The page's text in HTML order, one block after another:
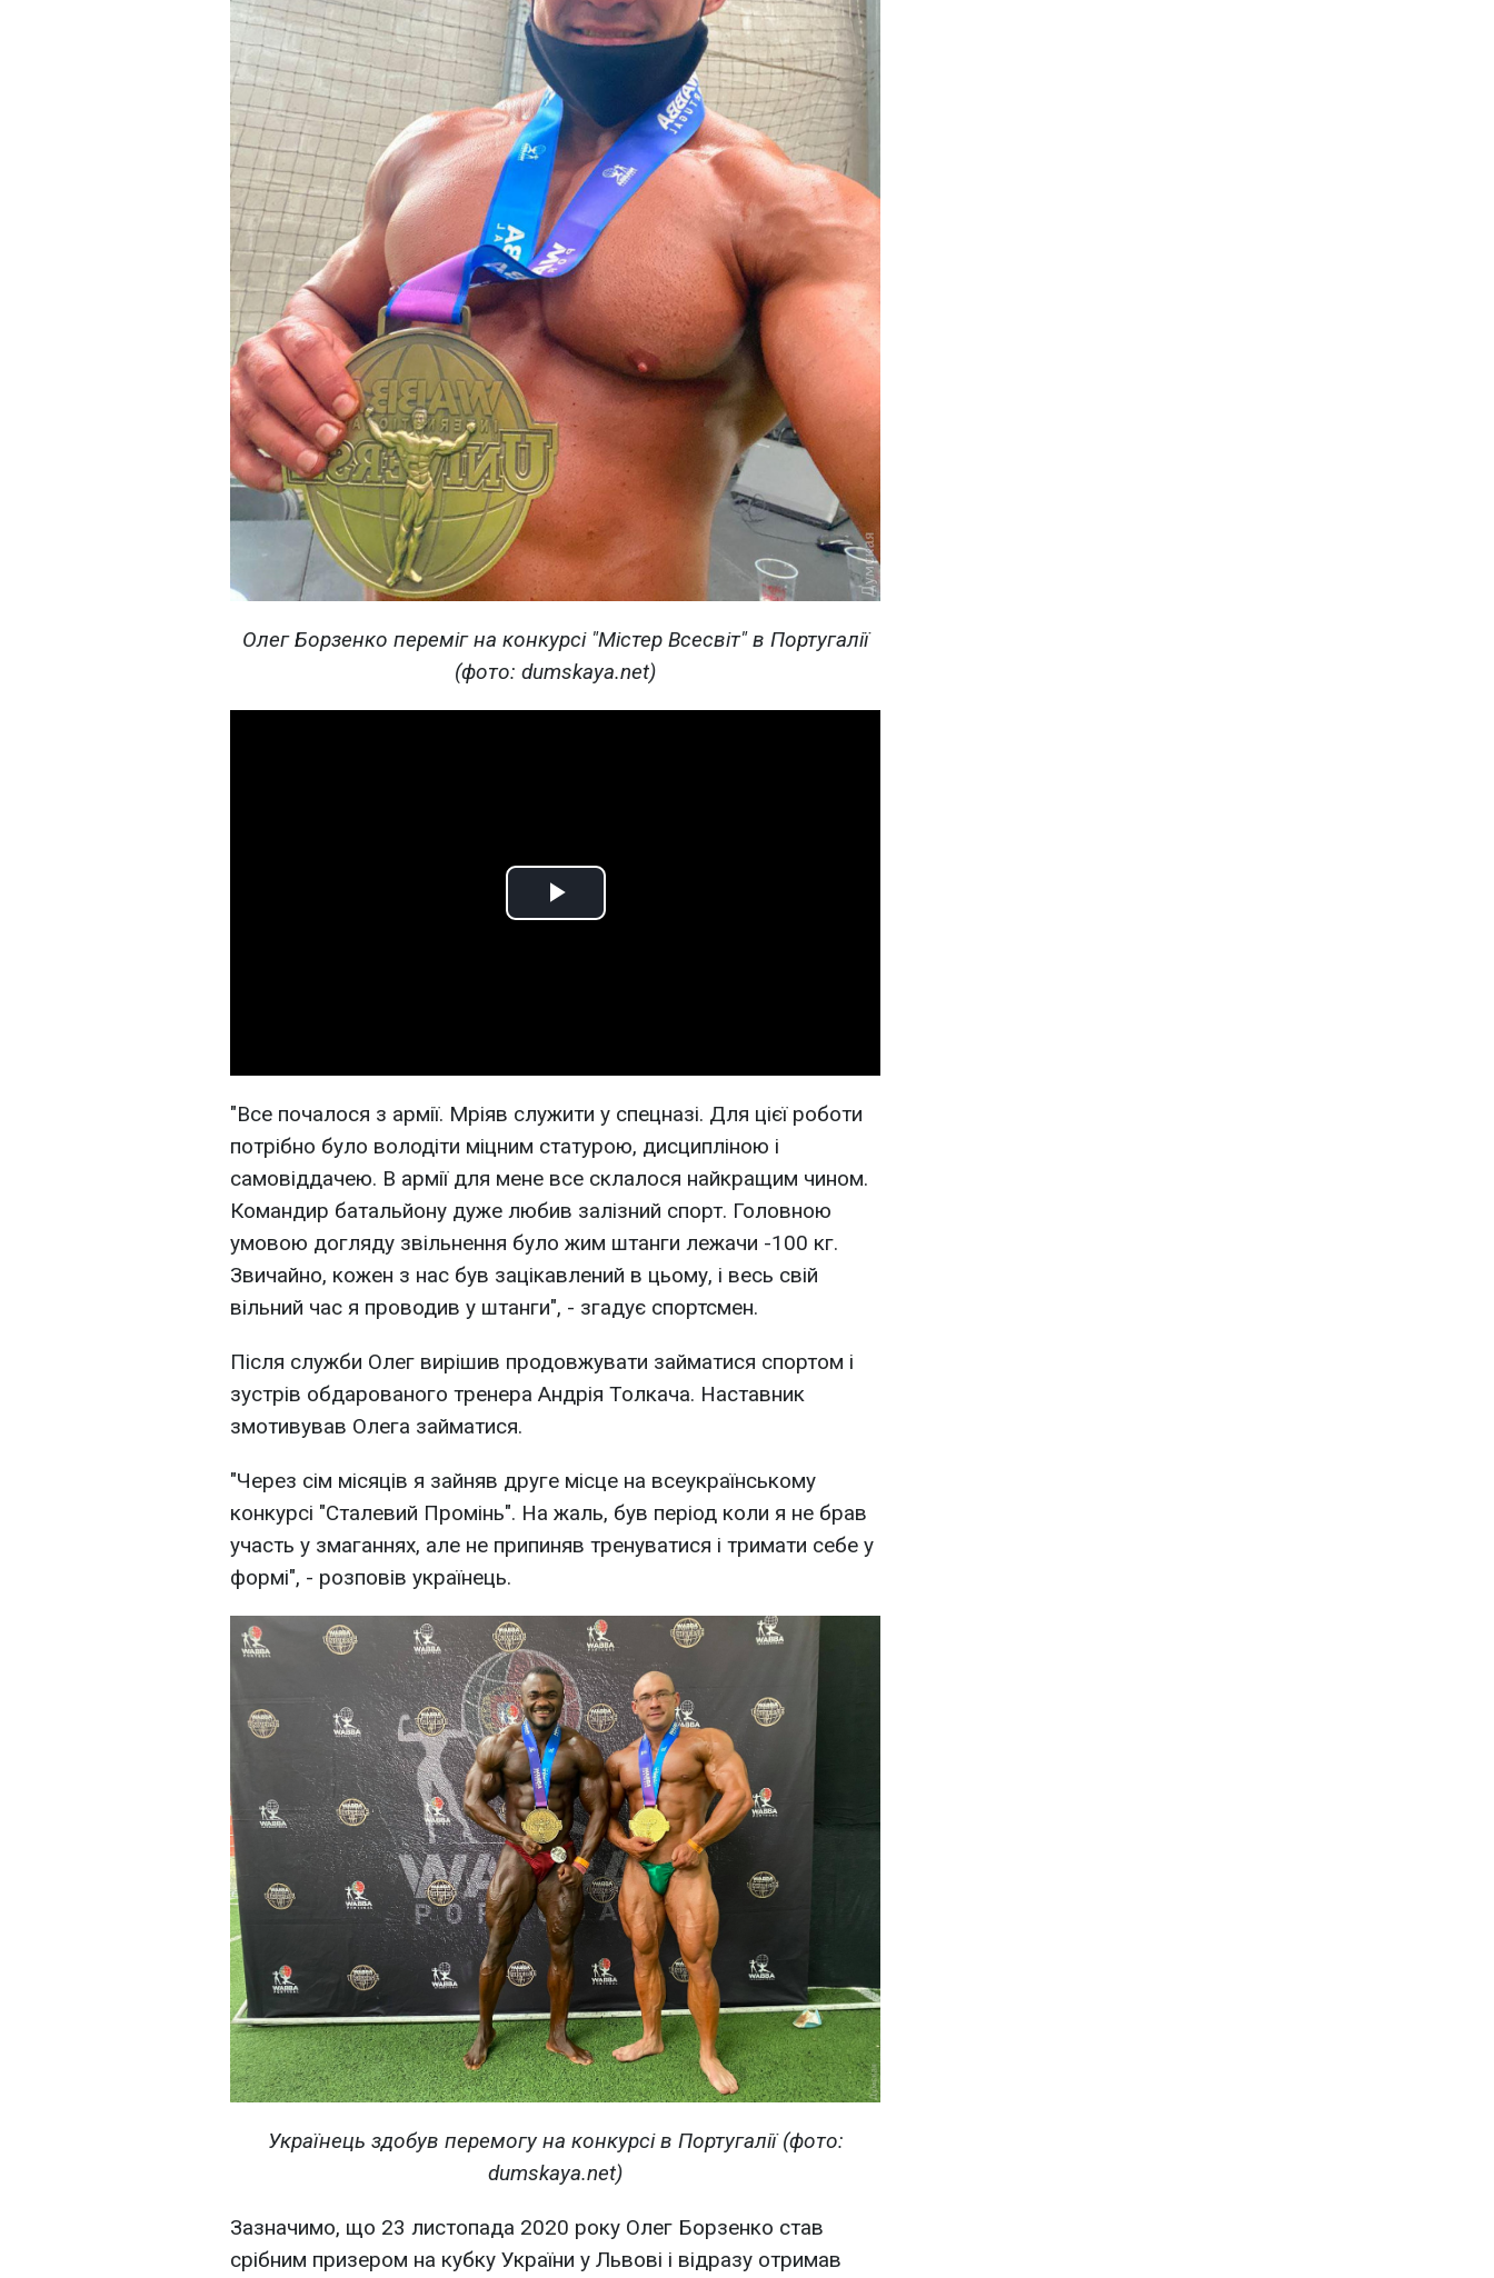
Олег Борзенко переміг на конкурсі "Містер Всесвіт" в Португалії
(фото: dumskaya.net)
Play
"Все почалося з армії. Мріяв служити у спецназі. Для цієї роботи
потрібно було володіти міцним статурою, дисципліною і
самовіддачею. В армії для мене все склалося найкращим чином.
Командир батальйону дуже любив залізний спорт. Головною
умовою догляду звільнення було жим штанги лежачи -100 кг.
Звичайно, кожен з нас був зацікавлений в цьому, і весь свій
вільний час я проводив у штанги", - згадує спортсмен.
Після служби Олег вирішив продовжувати займатися спортом і
зустрів обдарованого тренера Андрія Толкача. Наставник
змотивував Олега займатися.
"Через сім місяців я зайняв друге місце на всеукраїнському
конкурсі "Сталевий Промінь". На жаль, був період коли я не брав
участь у змаганнях, але не припиняв тренуватися і тримати себе у
формі", - розповів українець.
Українець здобув перемогу на конкурсі в Португалії (фото:
dumskaya.net)
Зазначимо, що 23 листопада 2020 року Олег Борзенко став
срібним призером на кубку України у Львові і відразу отримав